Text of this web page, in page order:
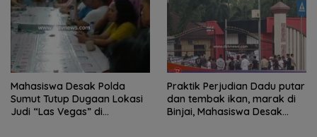
Mahasiswa Desak Polda
Sumut Tutup Dugaan Lokasi
Judi “Las Vegas” di
Praktik Perjudian Dadu putar
dan tembak ikan, marak di
Binjai, Mahasiswa Desak